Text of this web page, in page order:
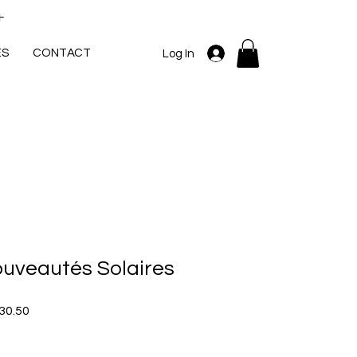
CONTACT Log In
Solaires